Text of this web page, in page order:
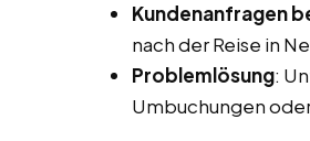
Kundenanfragen
nach der Reise in
Problemlösung:
Umbuchungen